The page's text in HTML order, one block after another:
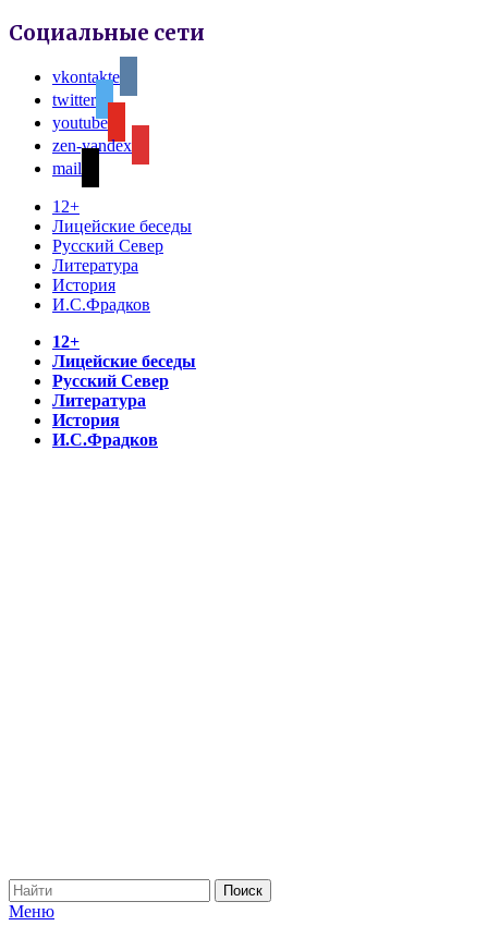
Социальные сети
vkontakte
twitter
youtube
zen-yandex
mail
12+
Лицейские беседы
Русский Север
Литература
История
И.С.Фрадков
12+
Лицейские беседы
Русский Север
Литература
История
И.С.Фрадков
Меню